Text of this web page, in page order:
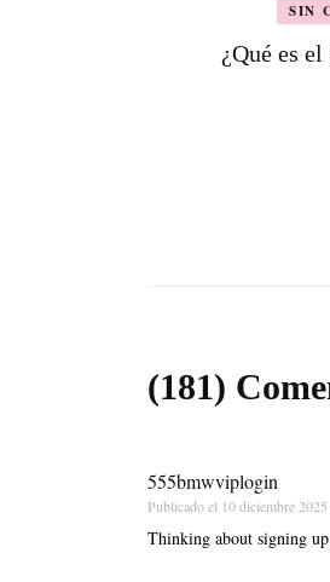
SIN
¿Qué es
(181)
555bmwviplogin
Publicado el 10 diciembre
Thinking about signing